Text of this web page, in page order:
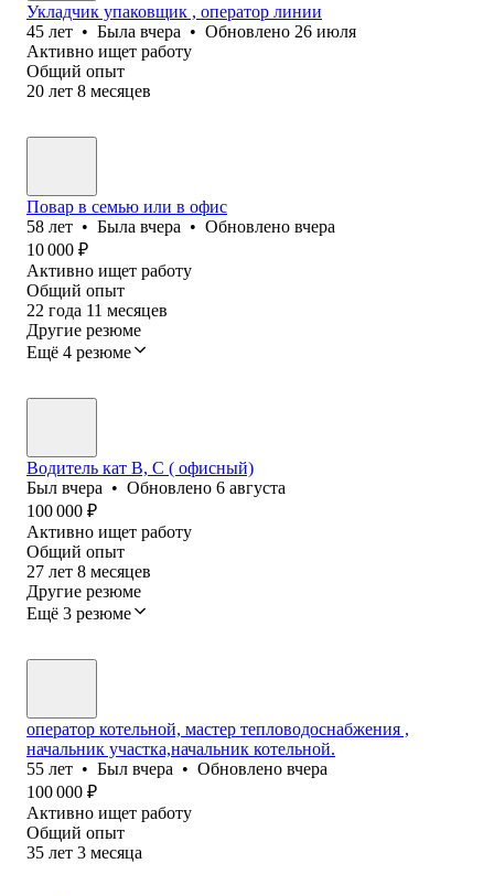
Укладчик упаковщик , оператор линии
45 лет • Была вчера • Обновлено 26 июля
Активно ищет работу
Общий опыт
20 лет 8 месяцев
Повар в семью или в офис
58 лет • Была вчера • Обновлено вчера
10 000 ₽
Активно ищет работу
Общий опыт
22 года 11 месяцев
Другие резюме
Ещё 4 резюме
Водитель кат В, С ( офисный)
Был вчера • Обновлено 6 августа
100 000 ₽
Активно ищет работу
Общий опыт
27 лет 8 месяцев
Другие резюме
Ещё 3 резюме
оператор котельной, мастер тепловодоснабжения ,
начальник участка,начальник котельной.
55 лет • Был вчера • Обновлено вчера
100 000 ₽
Активно ищет работу
Общий опыт
35 лет 3 месяца